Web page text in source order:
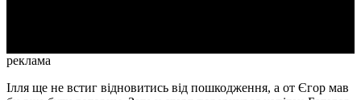
реклама
Ілля ще не встиг відновитись від пошкодження, а от Єгор мав